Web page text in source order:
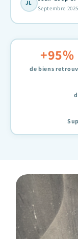
JL
Septembre 2025
+95%
de biens